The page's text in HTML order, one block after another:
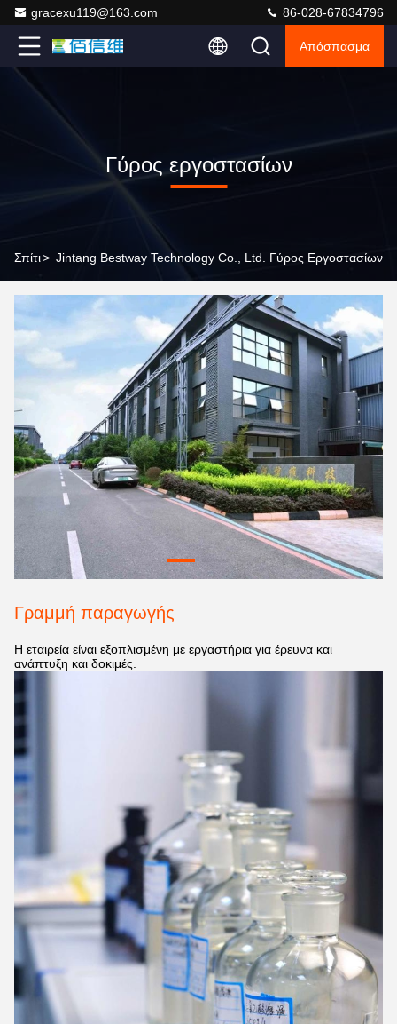
gracexu119@163.com 86-028-67834796
Απόσπασμα
Γύρος εργοστασίων
Σπίτι> Jintang Bestway Technology Co., Ltd. Γύρος Εργοστασίων
Γραμμή παραγωγής
Η εταιρεία είναι εξοπλισμένη με εργαστήρια για έρευνα και
ανάπτυξη και δοκιμές.